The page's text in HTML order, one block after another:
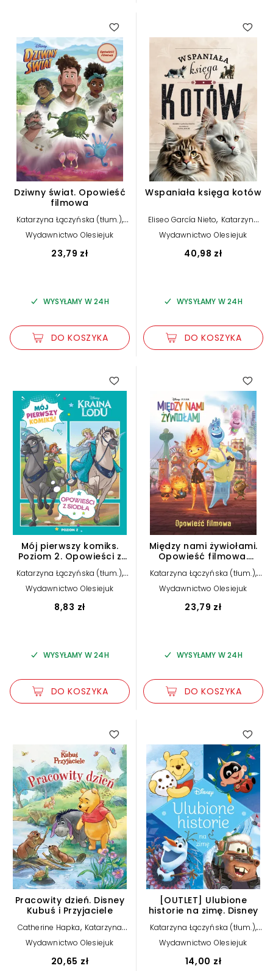
5.00
Dziwny świat. Opowieść
filmowa
Katarzyna Łączyńska (tłum.),
Suzanne Francis
Wydawnictwo Olesiejuk
23,79 zł
WYSYŁAMY W 24H
DO KOSZYKA
Wspaniała księga kotów
Eliseo García Nieto, Katarzyna
Łączyńska (tłum.)
,Pippa Boom
(ilustr.)
Wydawnictwo Olesiejuk
40,98 zł
WYSYŁAMY W 24H
DO KOSZYKA
5.00
Mój pierwszy komiks.
Poziom 2. Opowieści z
siodła. Disney Kraina
Lodu
Katarzyna Łączyńska (tłum.),
Harriet Webster
Wydawnictwo Olesiejuk
8,83 zł
WYSYŁAMY W 24H
DO KOSZYKA
5.00
Między nami żywiołami.
Opowieść filmowa.
Disney Pixar
Katarzyna Łączyńska (tłum.),
Suzanne Francis
Wydawnictwo Olesiejuk
23,79 zł
WYSYŁAMY W 24H
DO KOSZYKA
5.00
Pracowity dzień. Disney
Kubuś i Przyjaciele
Catherine Hapka, Katarzyna
Łączyńska (tłum.),
Federico
Mancuso (ilustr.),Alessia
Pastorello (ilustr.)
Wydawnictwo Olesiejuk
20,65 zł
[OUTLET] Ulubione
historie na zimę. Disney
Katarzyna Łączyńska (tłum.),
praca zbiorowa
Wydawnictwo Olesiejuk
14,00 zł